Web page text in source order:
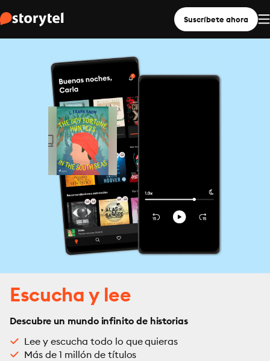
Suscríbete ahora
Escucha y lee
Descubre un mundo infinito de historias
Lee y escucha todo lo que quieras
Más de 1 millón de títulos